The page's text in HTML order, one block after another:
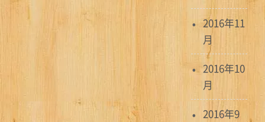
2016年11
月
2016年10
月
2016年9